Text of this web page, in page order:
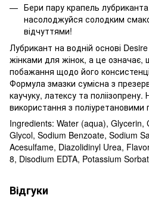
Бери пару крапель
насолоджуйся солодким
відчуттями!
Лубрикант на водній основі
жінками для жінок, а це означає,
побажання щодо його
Формула змазки сумісна з
каучуку, латексу та
використання з поліуретановими
Ingredients: Water (aqua), Glycerin,
Glycol, Sodium Benzoate, Sodium
Acesulfame, Diazolidinyl Urea,
8, Disodium EDTA, Potassium
Відгуки